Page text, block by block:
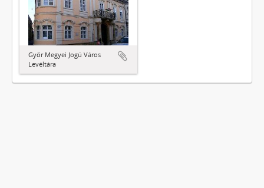
Győr Megyei Jogú Város
Levéltára